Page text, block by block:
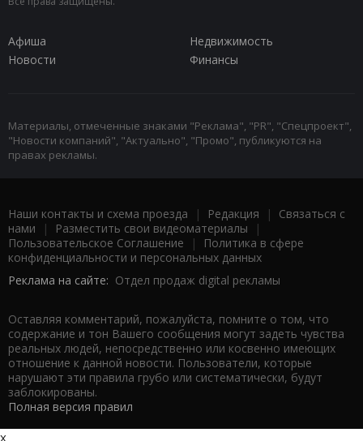
Афиша
Недвижимость
Новости
Финансы
Материалы, отмеченные знаками "Реклама", "PR", "Спецпроект",
"Новости компаний", "Актуально", "Промо", публикуются на
правах рекламы.
Наши контакты и схема проезда | Редакция | Связаться с
нами | Разместить свои видеоматериалы |
Пользовательское Соглашение |
Политика в сфере
конфиденциальности и персональных данных
Реклама на сайте: Отдел продаж digital рекламы
Оставляя комментарий, пожалуйста, помните о том, что
содержание и тон Вашего сообщения могут задеть чувства
реальных людей, непосредственно или косвенно имеющих
отношение к данной новости. Пользователи, которые
нарушают эти правила грубо или систематически, будут
заблокированы.
Полная версия правил
x